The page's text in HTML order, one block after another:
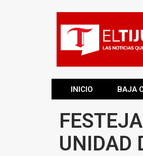
INICIO BAJA
UNIDAD